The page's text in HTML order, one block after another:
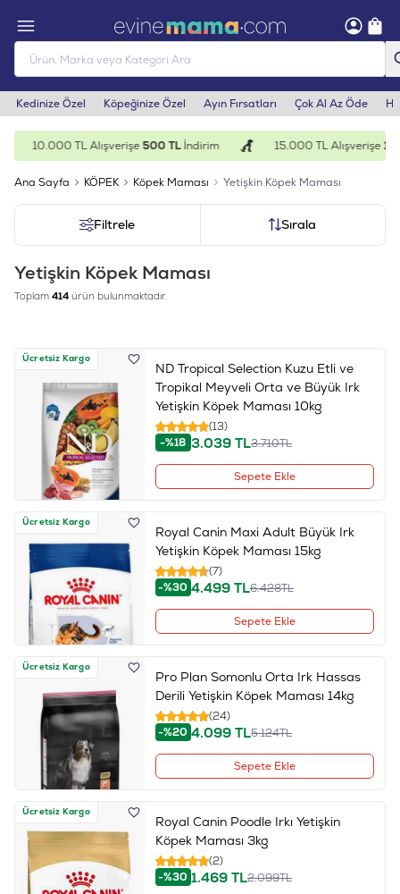
Kedinize Özel Köpeğinize Özel Ayın Fırsatları Çok Al Az Öde
10.000 TL Alışverişe500 TLİndirim 15.000 TL Alışverişe1.000
Ana Sayfa KÖPEK Köpek Maması Yetişkin Köpek Maması
Filtrele Sırala
Yetişkin Köpek Maması
Toplam 414 ürün bulunmaktadır.
Ücretsiz Kargo
ND Tropical Selection Kuzu Etli ve
Tropikal Meyveli Orta ve Büyük Irk
Yetişkin Köpek Maması 10kg
(13)
-%18 3.039TL3.710TL
Sepete Ekle
Ücretsiz Kargo
Royal Canin Maxi Adult Büyük Irk
Yetişkin Köpek Maması 15kg
(7)
-%30 4.499TL6.428TL
Sepete Ekle
Ücretsiz Kargo
Pro Plan Somonlu Orta Irk Hassas
Derili Yetişkin Köpek Maması 14kg
(24)
-%20 4.099TL5.124TL
Sepete Ekle
Ücretsiz Kargo
Royal Canin Poodle Irkı Yetişkin
Köpek Maması 3kg
(2)
-%30 1.469TL2.099TL